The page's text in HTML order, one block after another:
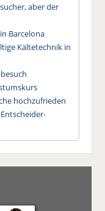
aber der
Barcelona
Kältetechnik in
hochzufrieden